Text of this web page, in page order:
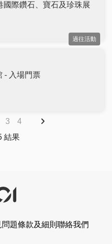
際鑽石、寶石及珍珠展
過往活動
- 入場門票
3
4
結果
題條款及細則 聯絡我們